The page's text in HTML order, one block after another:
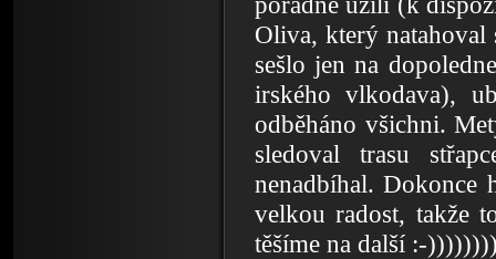
Oliva, který natahoval
sešlo jen na
irského vlkodava),
odběháno všichni.
sledoval trasu
nenadbíhal.
velkou radost, takže
těšíme na další :-